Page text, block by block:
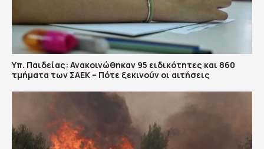
Υπ. Παιδείας: Ανακοινώθηκαν 95 ειδικότητες και 860
τμήματα των ΣΑΕΚ – Πότε ξεκινούν οι αιτήσεις